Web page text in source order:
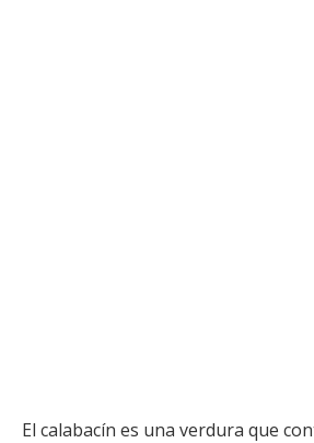
El calabacín es una verdura que